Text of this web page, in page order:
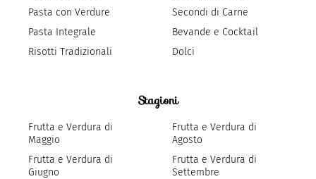
Pasta con Verdure
Pasta Integrale
Risotti Tradizionali
Secondi di Carne
Bevande e Cocktail
Dolci
Stagioni
Frutta e Verdura di
Maggio
Frutta e Verdura di
Giugno
Frutta e Verdura di
Agosto
Frutta e Verdura di
Settembre